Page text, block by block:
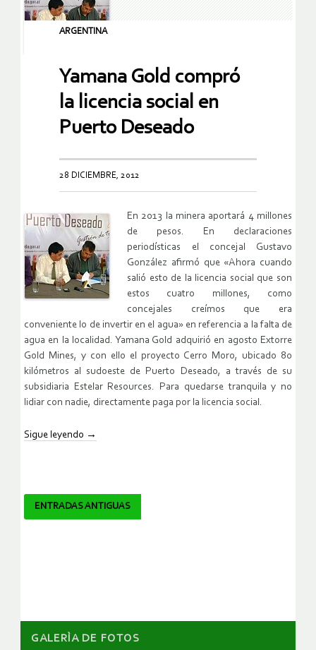
ARGENTINA
Yamana Gold compró
la licencia social en
Puerto Deseado
28 DICIEMBRE, 2012
En 2013 la minera aportará 4 millones
de pesos. En declaraciones
periodísticas el concejal Gustavo
González afirmó que «Ahora cuando
salió esto de la licencia social que son
estos cuatro millones, como
concejales creímos que era
conveniente lo de invertir en el agua» en referencia a la falta de
agua en la localidad. Yamana Gold adquirió en agosto Extorre
Gold Mines, y con ello el proyecto Cerro Moro, ubicado 80
kilómetros al sudoeste de Puerto Deseado, a través de su
subsidiaria Estelar Resources. Para quedarse tranquila y no
lidiar con nadie, directamente paga por la licencia social.
Sigue leyendo →
Navegador
ENTRADAS ANTIGUAS
GALERÌA DE FOTOS